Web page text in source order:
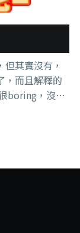
其實沒有，
，而且解釋的
思的方式，
程度的in vitro